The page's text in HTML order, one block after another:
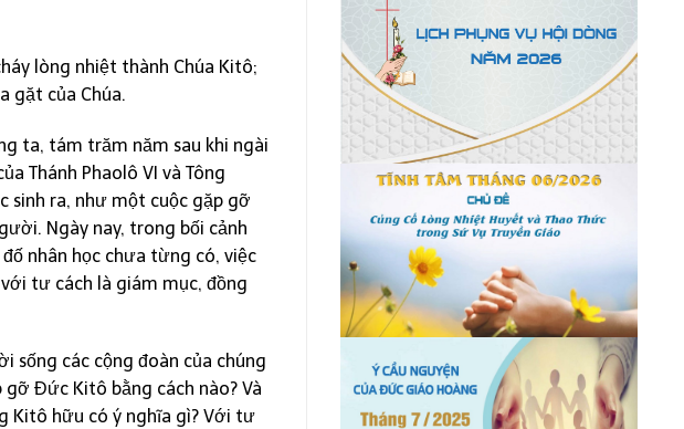
lòng nhiệt thành Chúa Kitô;
gặt của Chúa.
ta, tám trăm năm sau khi ngài
Thánh Phaolô VI và Tông
sinh ra, như một cuộc gặp gỡ
Ngày nay, trong bối cảnh
nhân học chưa từng có, việc
tư cách là giám mục, đồng
sống các cộng đoàn của chúng
Đức Kitô bằng cách nào? Và
Kitô hữu có ý nghĩa gì? Với tư